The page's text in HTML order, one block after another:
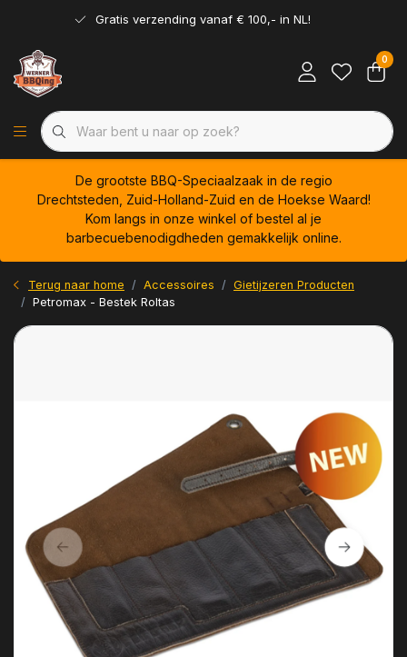
Gratis verzending vanaf € 100,- in NL!
0
De grootste BBQ-Speciaalzaak in de regio
Drechtsteden, Zuid-Holland-Zuid en de Hoekse Waard!
Kom langs in onze winkel of bestel al je
barbecuebenodigdheden gemakkelijk online.
Terug naar home Accessoires
Gietijzeren Producten
Petromax - Bestek Roltas